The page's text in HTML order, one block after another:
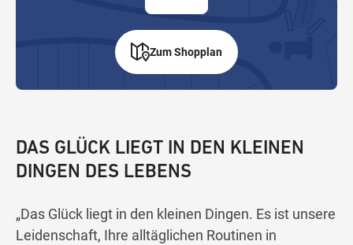
DAS GLÜCK LIEGT IN DEN KLEINEN
DINGEN DES LEBENS
„Das Glück liegt in den kleinen Dingen. Es ist unsere
Leidenschaft, Ihre alltäglichen Routinen in
Zum Shopplan